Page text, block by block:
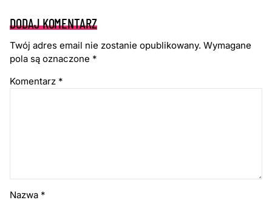
DODAJ KOMENTARZ
Twój adres email nie zostanie opublikowany. Wymagane
pola są oznaczone *
Komentarz *
Nazwa *